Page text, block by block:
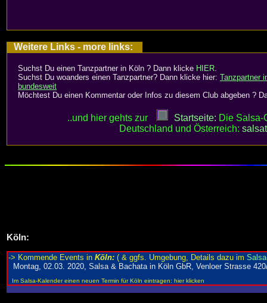
Weitere Links - more links:
Suchst Du einen Tanzpartner in Köln ? Dann klicke HIER.
Suchst Du woanders einen Tanzpartner? Dann klicke hier: Tanzpartner
bundesweit
Möchtest Du einen Kommentar oder Infos zu diesem Club abgeben ?
..und hier gehts zur Startseite: Die Salsa-
Deutschland und Österreich:
Köln: